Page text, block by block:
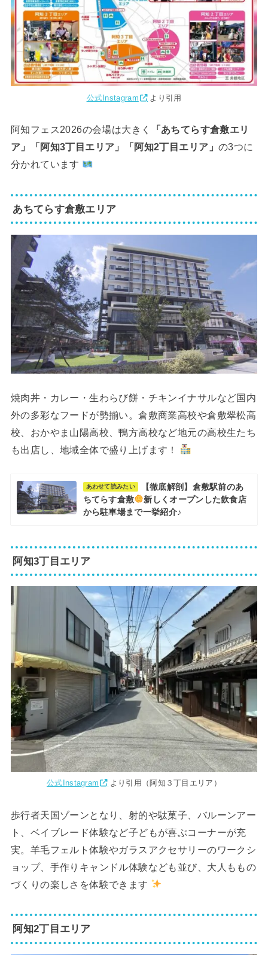
公式Instagram より引用
阿知フェス2026の会場は大きく
「あちてらす倉敷エリ
ア」「阿知3丁目エリア」「阿知2丁目エリア」 の3つに
分かれています
あちてらす倉敷エリア
焼肉丼・カレー・生わらび餅・チキンイナサルなど国内
外の多彩なフードが勢揃い。倉敷商業高校や倉敷翠松高
校、おかやま山陽高校、鴨方高校など地元の高校生たち
も出店し、地域全体で盛り上げます！
あわせて読みたい
【徹底解剖】倉敷駅前のあ
ちてらす倉敷
新しくオープンした飲食店
から駐車場まで一挙紹介♪
阿知3丁目エリア
公式Instagram より引用（阿知３丁目エリア）
歩行者天国ゾーンとなり、射的や駄菓子、バルーンアー
ト、ベイブレード体験など子どもが喜ぶコーナーが充
実。羊毛フェルト体験やガラスアクセサリーのワークシ
ョップ、手作りキャンドル体験なども並び、大人ももの
づくりの楽しさを体験できます
阿知2丁目エリア